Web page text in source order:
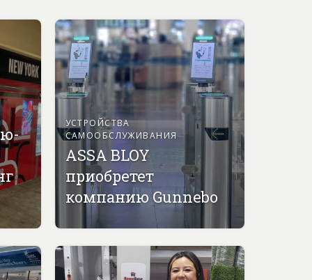
УСТРОЙСТВА
САМООБСЛУЖИВАНИЯ
ASSA BLOY
приобретет
компанию Gunnebo